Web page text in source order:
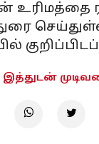
உரிமத்தை
இத்துடன்